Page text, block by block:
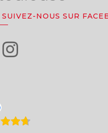
SUIVEZ-NOUS SUR